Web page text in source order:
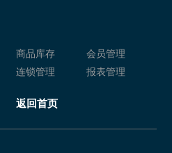
商品库存
会员管理
连锁管理 报表管理
返回首页